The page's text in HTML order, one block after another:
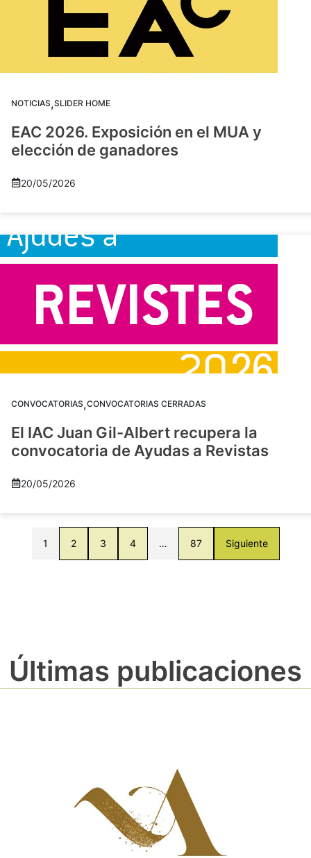
NOTICIAS,SLIDER HOME
EAC 2026. Exposición en el MUA y
elección de ganadores
20/05/2026
CONVOCATORIAS,CONVOCATORIAS CERRADAS
El IAC Juan Gil-Albert recupera la
convocatoria de Ayudas a Revistas
20/05/2026
1 2 3 4 … 87 Siguiente
Últimas publicaciones